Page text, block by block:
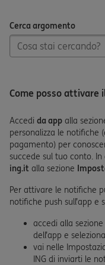
Cerca argomento
Cerca argomento
Come posso attivare
Accedi da app alla
personalizza le notifiche
pagamento) per
succede sul tuo conto.
ing.it alla sezione
Per attivare le notifiche
notifiche push sull’app e
accedi alla
dell’app e
vai nelle
ING di inviarti le